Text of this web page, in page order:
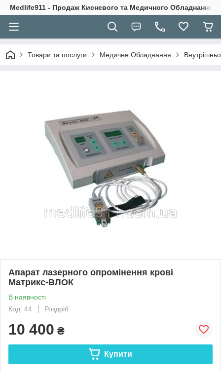
Medlife911 - Продаж Кисневого та Медичного Обладнання
Товари та послуги Медичне Обладнання
Апарат лазерного опромінення крові
Матрикс-ВЛОК
В наявності
Код: 44
Роздріб
10 400 ₴
Купити